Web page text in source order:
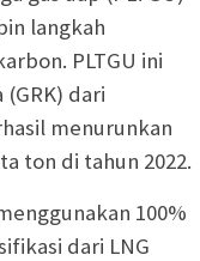
langkah
PLTGU ini
dari
menurunkan
ton di tahun 2022.
100%
dari LNG